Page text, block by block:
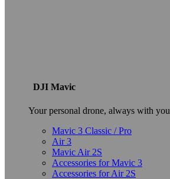
DJI Mavic
Your personal drone, always with you
Mavic 3 Classic / Pro
Air 3
Mavic Air 2S
Accessories for Mavic 3
Accessories for Air 2S